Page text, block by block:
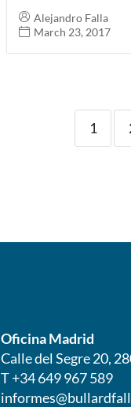
Alejandro Falla
March 23, 2017
1
Oficina Madrid
Calle del Segre 20,
T +34 649 967 589